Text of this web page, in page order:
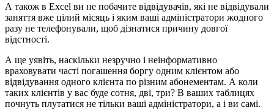
А також в Excel ви не побачите відвідувачів, які не відвідували
заняття вже цілий місяць і яким ваші адміністратори жодного
разу не телефонували, щоб дізнатися причину довгої
відстності.
А ще уявіть, наскільки незручно і неінформативно
враховувати часті погашення боргу одним клієнтом або
відвідування одного клієнта по різним абонементам. А коли
таких клієнтів у вас буде сотня, дві, три? В ваших таблицях
почнуть плутатися не тільки ваші адміністратори, а і ви самі.